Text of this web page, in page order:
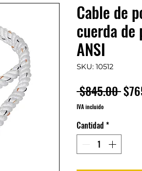
Cable de
cuerda
ANSI
SKU: 10512
$845.00
IVA incluido
Cantidad *